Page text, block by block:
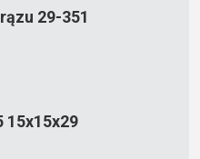
29-351
15x15x29